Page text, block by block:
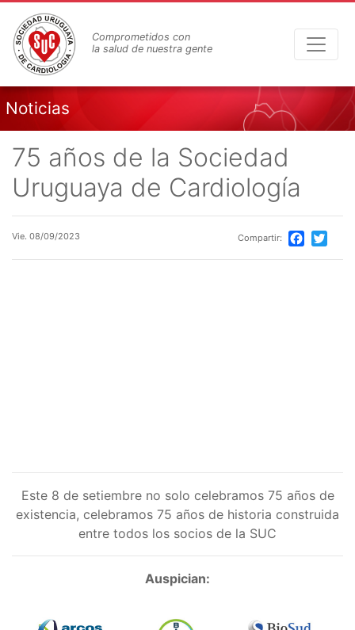
contenido
principal
Comprometidos con
la salud de nuestra gente
Noticias
75 años de la Sociedad
Uruguaya de Cardiología
Vie. 08/09/2023 Compartir: Facebook
Este 8 de setiembre no solo celebramos 75 años de
existencia, celebramos 75 años de historia construida
entre todos los socios de la SUC
Auspician: